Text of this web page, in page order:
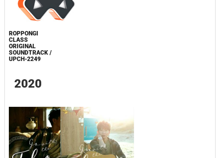
ROPPONGI
CLASS
ORIGINAL
SOUNDTRACK /
UPCH-2249
2020